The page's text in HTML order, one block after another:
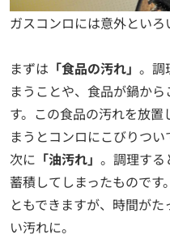
ガスコンロには意外といろ
まずは 「食品の汚れ」 。調
まうことや、食品が鍋か
す。この食品の汚れを放
まうとコンロにこびりつい
次に 「油汚れ」 。調理する
蓄積してしまったもので
ともできますが、時間が
い汚れに。